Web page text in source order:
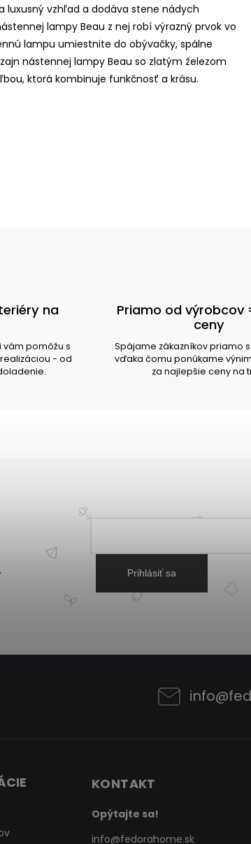
luxusný vzhľad a dodáva stene nádych
lampy Beau z nej robí výrazný prvok vo
lampu umiestnite do obývačky, spálne
nástennej lampy Beau so zlatým železom
ktorá kombinuje funkčnosť a krásu.
na
vám pomôžu s
- od
Priamo od výrobcov
ceny
Spájame zákazníkov priamo
vďaka čomu ponúkame
za najlepšie ceny na
. Prihlásiť sa
info@
KONTAKT
Opýtajte sa!
info@fedorahome.sk